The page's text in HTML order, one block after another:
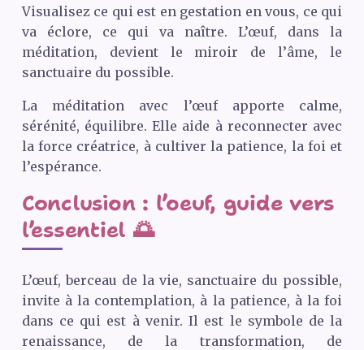
Visualisez ce qui est en gestation en vous, ce qui
va éclore, ce qui va naître. L’œuf, dans la
méditation, devient le miroir de l’âme, le
sanctuaire du possible.
La méditation avec l’œuf apporte calme,
sérénité, équilibre. Elle aide à reconnecter avec
la force créatrice, à cultiver la patience, la foi et
l’espérance.
Conclusion : l’oeuf, guide vers
l’essentiel 🌅
L’œuf, berceau de la vie, sanctuaire du possible,
invite à la contemplation, à la patience, à la foi
dans ce qui est à venir. Il est le symbole de la
renaissance, de la transformation, de